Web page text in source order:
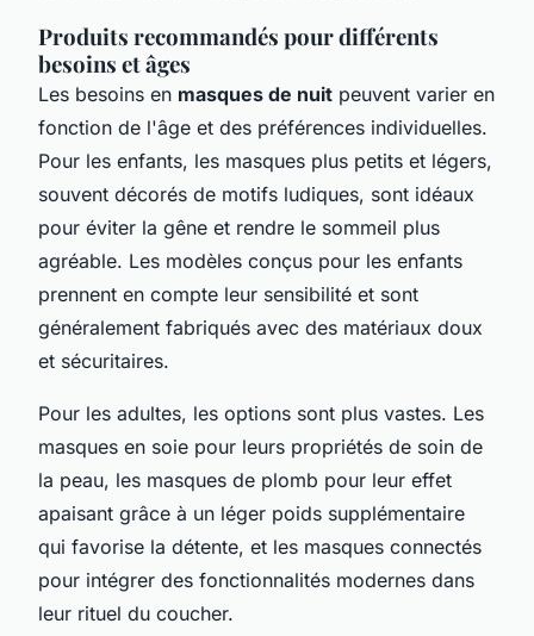
Produits recommandés pour différents
besoins et âges
Les besoins en masques de nuit peuvent varier en
fonction de l'âge et des préférences individuelles.
Pour les enfants, les masques plus petits et légers,
souvent décorés de motifs ludiques, sont idéaux
pour éviter la gêne et rendre le sommeil plus
agréable. Les modèles conçus pour les enfants
prennent en compte leur sensibilité et sont
généralement fabriqués avec des matériaux doux
et sécuritaires.
Pour les adultes, les options sont plus vastes. Les
masques en soie pour leurs propriétés de soin de
la peau, les masques de plomb pour leur effet
apaisant grâce à un léger poids supplémentaire
qui favorise la détente, et les masques connectés
pour intégrer des fonctionnalités modernes dans
leur rituel du coucher.